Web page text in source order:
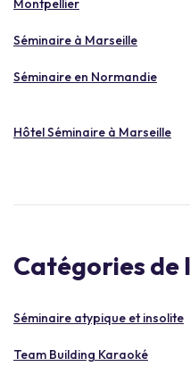
Montpellier
Séminaire à Marseille
Séminaire en Normandie
Hôtel Séminaire à Marseille
Catégories de
Séminaire atypique et insolite
Team Building Karaoké